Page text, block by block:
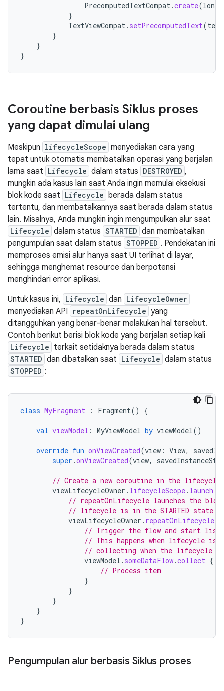
PrecomputedTextCompat.create(
}
TextViewCompat. setPrecomputedText(
}
}
}
Coroutine berbasis Siklus proses
yang dapat dimulai ulang
Meskipun lifecycleScope menyediakan cara yang
tepat untuk otomatis membatalkan operasi yang berjalan
lama saat Lifecycle dalam status DESTROYED ,
mungkin ada kasus lain saat Anda ingin memulai eksekusi
blok kode saat Lifecycle berada dalam status
tertentu, dan membatalkannya saat berada dalam status
lain. Misalnya, Anda mungkin ingin mengumpulkan alur saat
Lifecycle dalam status STARTED dan membatalkan
pengumpulan saat dalam status STOPPED . Pendekatan ini
memproses emisi alur hanya saat UI terlihat di layar,
sehingga menghemat resource dan berpotensi
menghindari error aplikasi.
Untuk kasus ini, Lifecycle dan LifecycleOwner
menyediakan API repeatOnLifecycle yang
ditangguhkan yang benar-benar melakukan hal tersebut.
Contoh berikut berisi blok kode yang berjalan setiap kali
Lifecycle terkait setidaknya berada dalam status
STARTED dan dibatalkan saat Lifecycle dalam status
STOPPED :
class MyFragment : Fragment() {
val viewModel : MyViewModel by viewModel()
override fun onViewCreated(view : View,
super .onViewCreated(view,
// Create a new coroutine in the
viewLifecycleOwner . lifecycleScope. launch
// repeatOnLifecycle launches the
// lifecycle is in the STARTED state
viewLifecycleOwner . repeatOnLifecycle
// Trigger the flow and start
// This happens when lifecycle is
// collecting when the lifecycle is
viewModel . someDataFlow.collect {
// Process item
}
}
}
}
}
Pengumpulan alur berbasis Siklus proses